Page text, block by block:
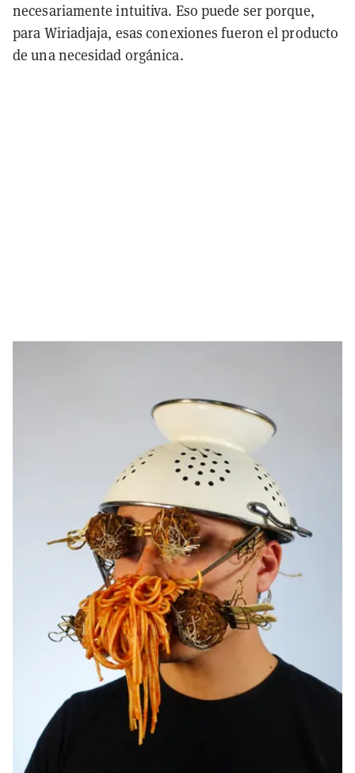
necesariamente intuitiva. Eso puede ser porque,
para Wiriadjaja, esas conexiones fueron el producto
de una necesidad orgánica.